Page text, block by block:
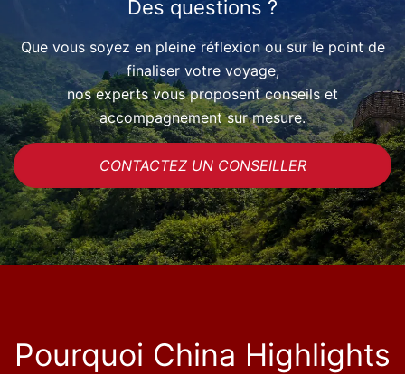
Des questions ?
Que vous soyez en pleine réflexion ou sur le point de
finaliser votre voyage,
nos experts vous proposent conseils et
accompagnement sur mesure.
CONTACTEZ UN CONSEILLER
Pourquoi China Highlights